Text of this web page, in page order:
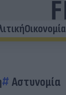
Οικονομία
Αστυνομία